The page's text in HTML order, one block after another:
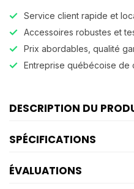
Service client rapide et
Accessoires robustes et
Prix abordables, qualité
Entreprise québécoise de
DESCRIPTION DU
SPÉCIFICATIONS
ÉVALUATIONS